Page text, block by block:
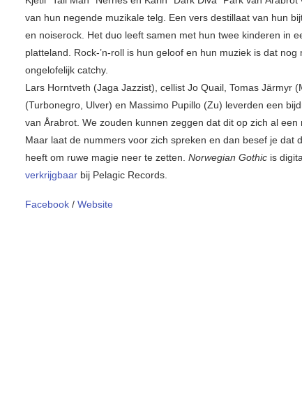
van hun negende muzikale telg. Een vers destillaat van hun
en noiserock. Het duo leeft samen met hun twee kinderen in
platteland. Rock-’n-roll is hun geloof en hun muziek is dat
ongelofelijk catchy.
Lars Horntveth (Jaga Jazzist), cellist Jo Quail, Tomas Järmyr
(Turbonegro, Ulver) en Massimo Pupillo (Zu) leverden een
van Årabrot. We zouden kunnen zeggen dat dit op zich al
Maar laat de nummers voor zich spreken en dan besef je dat
heeft om ruwe magie neer te zetten. Norwegian Gothic is
verkrijgbaar bij Pelagic Records.
Facebook / Website